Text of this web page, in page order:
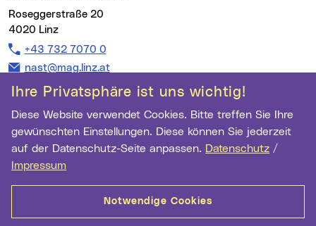
Ihre Privatsphäre ist uns wichtig!
Diese Website verwendet Cookies. Bitte treffen Sie Ihre
gewünschten Einstellungen. Diese können Sie jederzeit
auf der Datenschutz-Seite anpassen. Datenschutz /
Impressum
Notwendige Cookies
Roseggerstraße 20
4020 Linz
Telefon:
+43 732 7070 0
E-Mail Adresse:
nast@mag.linz.at
Wichtige Links
Newsletter Anmeldung